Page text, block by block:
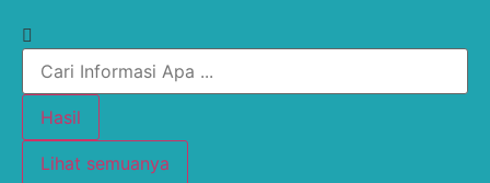
Hasil
Lihat semuanya